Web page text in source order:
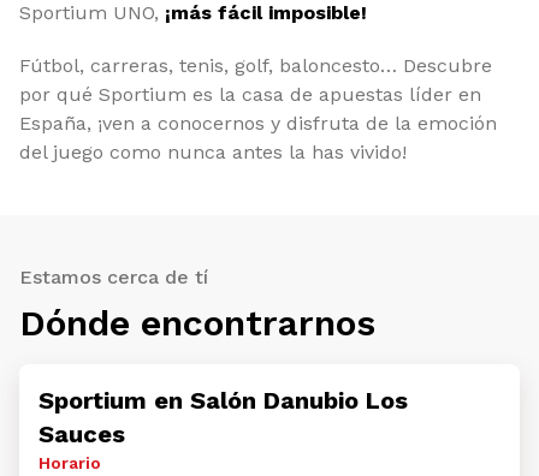
Sportium UNO, ¡más fácil imposible!
Fútbol, carreras, tenis, golf, baloncesto… Descubre
por qué Sportium es la casa de apuestas líder en
España, ¡ven a conocernos y disfruta de la emoción
del juego como nunca antes la has vivido!
Estamos cerca de tí
Dónde encontrarnos
Sportium en Salón Danubio Los
Sauces
Horario